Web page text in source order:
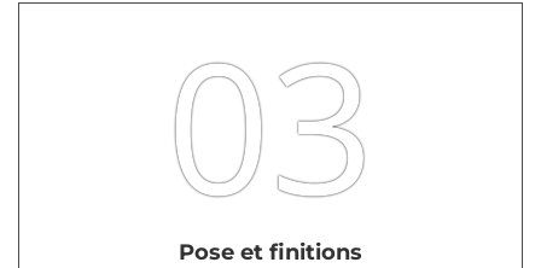
03
Pose et finitions